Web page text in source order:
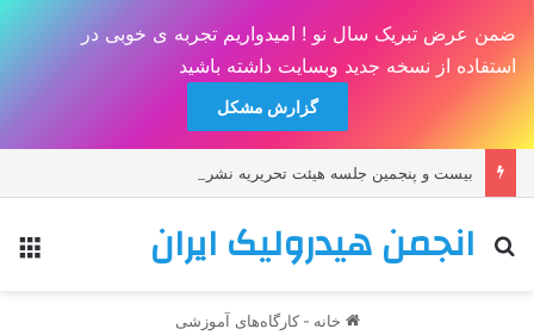
ضمن عرض تبریک سال نو ! امیدواریم تجربه ی خوبی در
استفاده از نسخه جدید وبسایت داشته باشید
گزارش مشکل
بيست و پنجمين جلسه هيئت تحريريه نشريه هيدروليک
انجمن هیدرولیک ایران
جستجو برای
خانه - کارگاه‌های آموزشی